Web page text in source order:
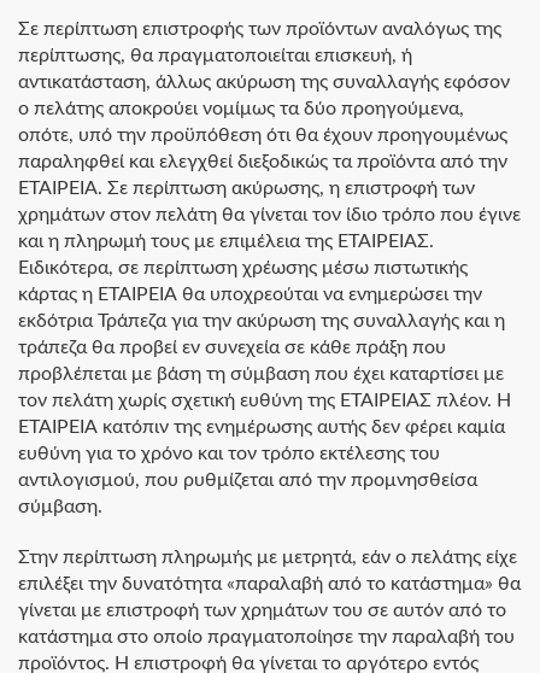
Σε περίπτωση επιστροφής των προϊόντων αναλόγως της
περίπτωσης, θα πραγματοποιείται επισκευή, ή
αντικατάσταση, άλλως ακύρωση της συναλλαγής εφόσον
ο πελάτης αποκρούει νομίμως τα δύο προηγούμενα,
οπότε, υπό την προϋπόθεση ότι θα έχουν προηγουμένως
παραληφθεί και ελεγχθεί διεξοδικώς τα προϊόντα από την
ΕΤΑΙΡΕΙΑ. Σε περίπτωση ακύρωσης, η επιστροφή των
χρημάτων στον πελάτη θα γίνεται τον ίδιο τρόπο που έγινε
και η πληρωμή τους με επιμέλεια της ΕΤΑΙΡΕΙΑΣ.
Ειδικότερα, σε περίπτωση χρέωσης μέσω πιστωτικής
κάρτας η ΕΤΑΙΡΕΙΑ θα υποχρεούται να ενημερώσει την
εκδότρια Τράπεζα για την ακύρωση της συναλλαγής και η
τράπεζα θα προβεί εν συνεχεία σε κάθε πράξη που
προβλέπεται με βάση τη σύμβαση που έχει καταρτίσει με
τον πελάτη χωρίς σχετική ευθύνη της ΕΤΑΙΡΕΙΑΣ πλέον. Η
ΕΤΑΙΡΕΙΑ κατόπιν της ενημέρωσης αυτής δεν φέρει καμία
ευθύνη για το χρόνο και τον τρόπο εκτέλεσης του
αντιλογισμού, που ρυθμίζεται από την προμνησθείσα
σύμβαση.
Στην περίπτωση πληρωμής με μετρητά, εάν ο πελάτης είχε
επιλέξει την δυνατότητα «παραλαβή από το κατάστημα» θα
γίνεται με επιστροφή των χρημάτων του σε αυτόν από το
κατάστημα στο οποίο πραγματοποίησε την παραλαβή του
προϊόντος. Η επιστροφή θα γίνεται το αργότερο εντός